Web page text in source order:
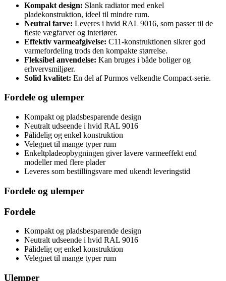
Kompakt design: Slank radiator med enkel
pladekonstruktion, ideel til mindre rum.
Neutral farve: Leveres i hvid RAL 9016, som passer til de
fleste vægfarver og interiører.
Effektiv varmeafgivelse: C11-konstruktionen sikrer god
varmefordeling trods den kompakte størrelse.
Fleksibel anvendelse: Kan bruges i både boliger og
erhvervsmiljøer.
Solid kvalitet: En del af Purmos velkendte Compact-serie.
Fordele og ulemper
Kompakt og pladsbesparende design
Neutralt udseende i hvid RAL 9016
Pålidelig og enkel konstruktion
Velegnet til mange typer rum
Enkeltpladeopbygningen giver lavere varmeeffekt end
modeller med flere plader
Leveres som bestillingsvare med ukendt leveringstid
Fordele og ulemper
Fordele
Kompakt og pladsbesparende design
Neutralt udseende i hvid RAL 9016
Pålidelig og enkel konstruktion
Velegnet til mange typer rum
Ulemper